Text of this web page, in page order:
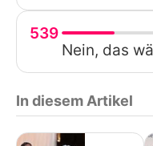
539
Nein, das
In diesem Artikel